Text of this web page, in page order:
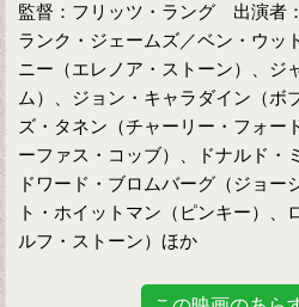
監督：フリッツ・ラング 出演者
ランク・ジェームズ／ベン・ウッ
ニー（エレノア・ストーン）、ジ
ム）、ジョン・キャラダイン（ボ
ズ・タネン（チャーリー・フォー
ーファス・コッブ）、ドナルド・
ドワード・ブロムバーグ（ジョー
ト・ホイットマン（ピンキー）、
ルフ・ストーン）ほか